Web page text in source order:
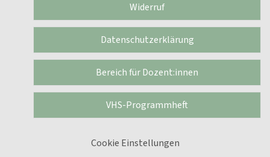
Widerruf
Datenschutzerklärung
Bereich für Dozent:innen
VHS-Programmheft
Cookie Einstellungen